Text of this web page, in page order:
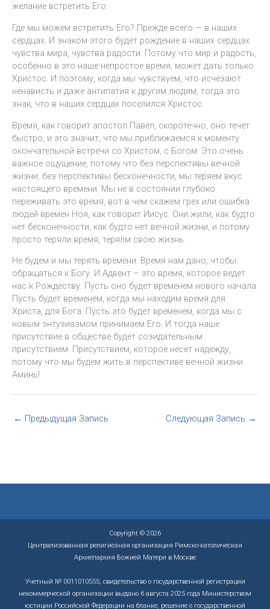
желание встретить Его.
Где мы можем встретить Его? Прежде всего — в наших
сердцах. И знаком этого будет рождение в наших сердцах
чувства мира, чувства радости. Потому что мир и радость,
особенно в это наше непростое время, может дать только
Христос. И поэтому, когда мы чувствуем, что исчезают
ненависть и даже антипатия к другим людям, тогда это
знак, что в наших сердцах поселился Христос.
Время, как говорит апостол Павел, скоротечно, оно течет
быстро, и это значит, что мы приближаемся к моменту
окончательной встречи со Христом, с Богом. Это очень
важное ощущение, потому что без перспективы вечной
жизни, без перспективы бесконечности, мы теряем вкус
настоящего времени. Мы не в состоянии глубоко
переживать это время, вот в чем скажем грех или ошибка
людей времен Ноя, как говорит Иисус. Они жили, как будто
нет бесконечности, как будто нет вечной жизни, и потому
просто теряли время, терялм свою жизнь.
Не будем и мы терять времени. Время нам дано, чтобы
обращаться к Богу. И Адвент – это время, которое ведет
нас к Рождеству. Пусть оно будет временем нового начала.
Пусть будет временем, когда мы находим время для
Христа, для Бога. Пусть это будет временем, когда мы с
новым энтузиазмом принимаем Его. И тогда наше
присутствие в обществе будет созидательным
присутствием. Присутствием, которое несет надежду,
потому что мы будем жить в перспективе вечной жизни.
Аминь!
← Предыдущая Запись Следующая Запись →
Copyright © 2026
Централизованная религиозная организация Римско-католическая
Архиепархия Божией Матери в Москве
Учетный № 0011010555, свидетельство о государственной регистрации
некоммерческой организации выдано 6 августа 2025 года Министерством
юстиции Российской Федерации на бланке, решение о государственной